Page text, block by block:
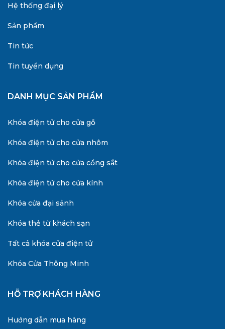
Hệ thống đại lý
Sản phẩm
Tin tức
Tin tuyển dụng
DANH MỤC SẢN PHẨM
Khóa điện tử cho cửa gỗ
Khóa điện tử cho cửa nhôm
Khóa điện tử cho cửa cổng sắt
Khóa điện tử cho cửa kính
Khóa cửa đại sảnh
Khóa thẻ từ khách sạn
Tất cả khóa cửa điện tử
Khóa Cửa Thông Minh
HỖ TRỢ KHÁCH HÀNG
Hướng dẫn mua hàng